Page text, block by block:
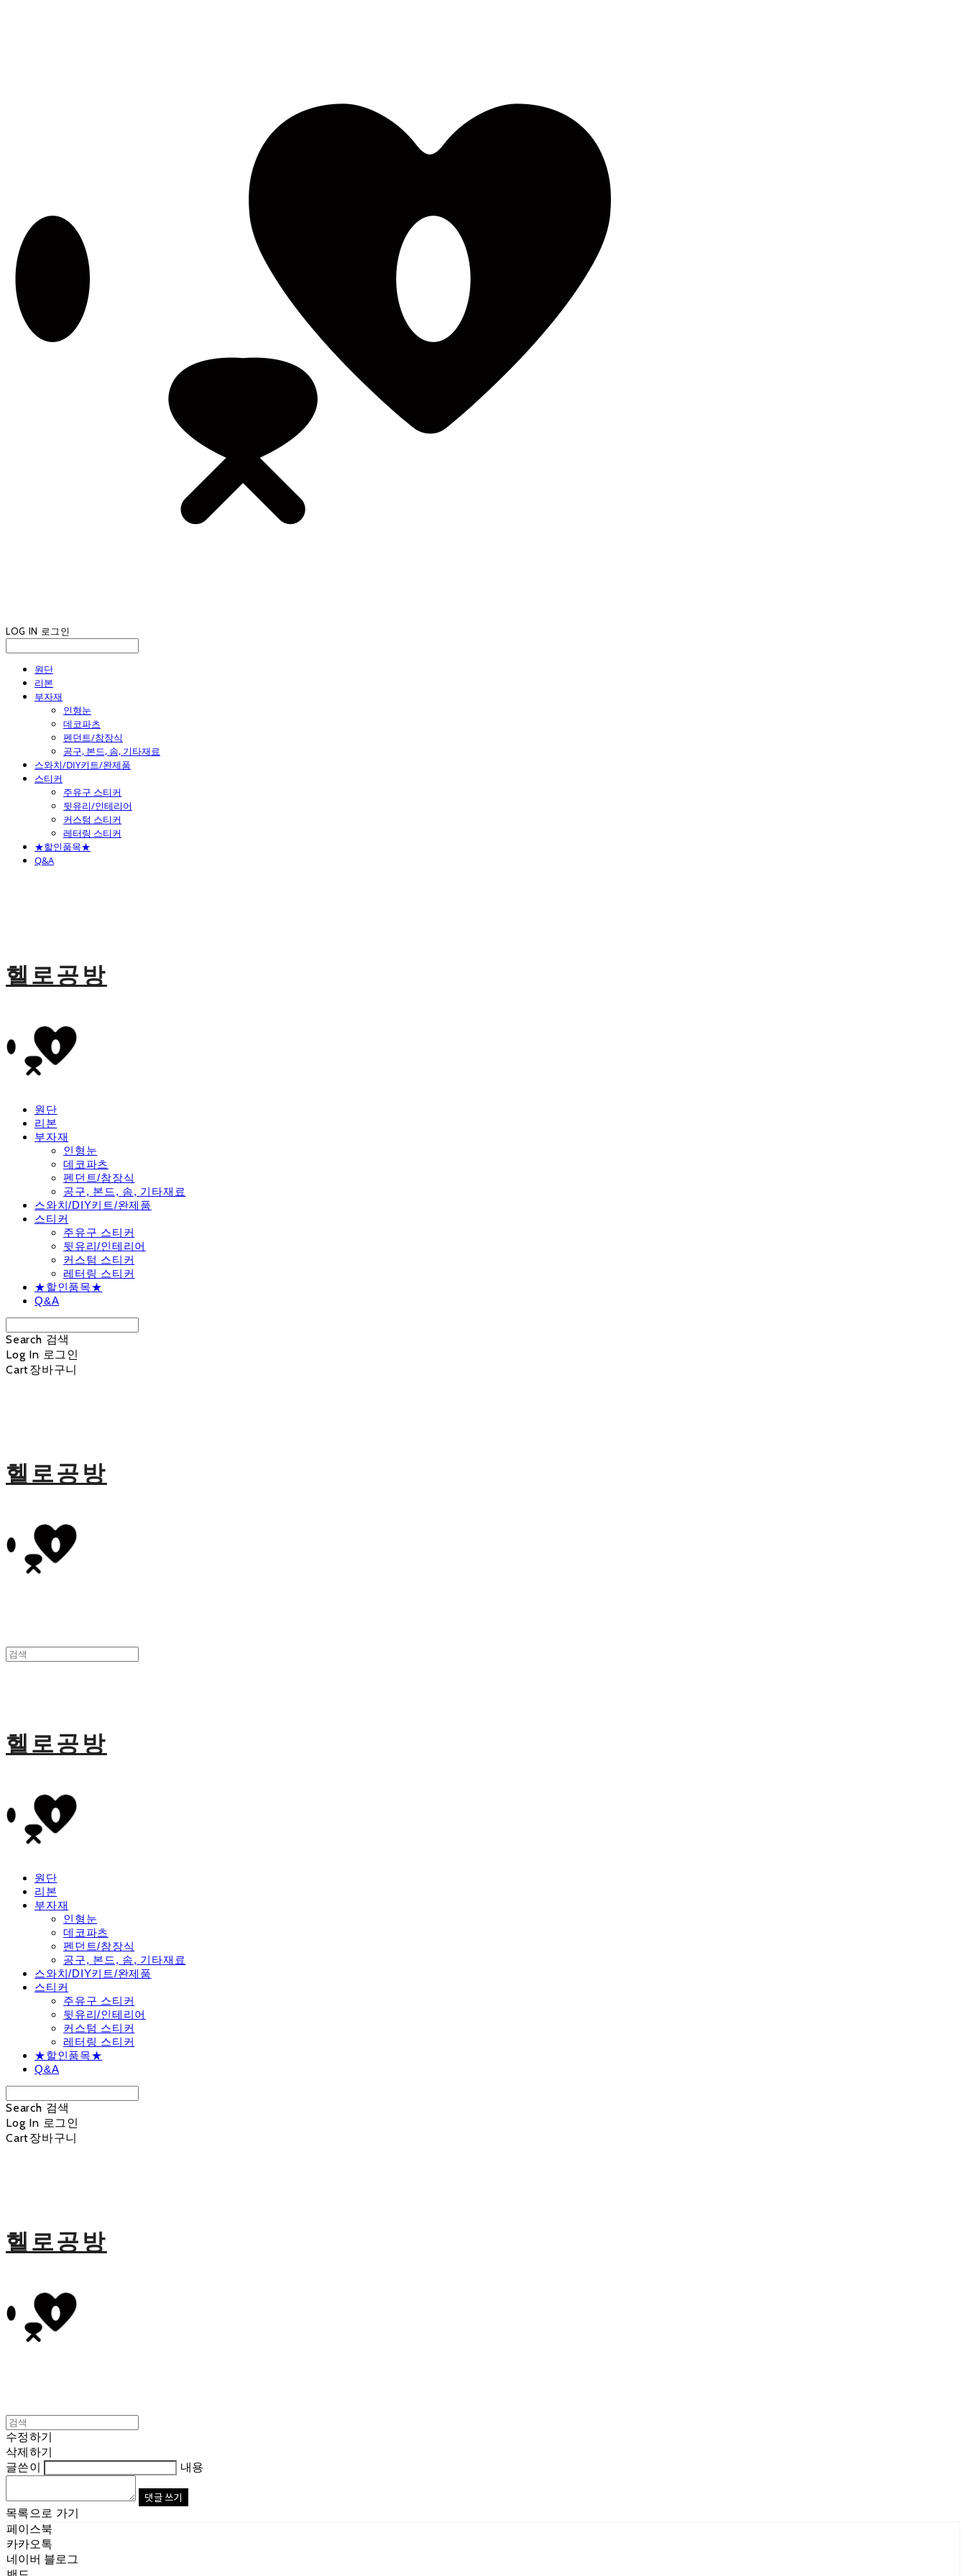
LOG IN 로그인
원단
리본
부자재
인형눈
데코파츠
펜던트/참장식
공구, 본드, 솜, 기타재료
스와치/DIY키트/완제품
스티커
주유구 스티커
뒷유리/인테리어
커스텀 스티커
레터링 스티커
★할인품목★
Q&A
헬로공방
원단
리본
부자재
인형눈
데코파츠
펜던트/참장식
공구, 본드, 솜, 기타재료
스와치/DIY키트/완제품
스티커
주유구 스티커
뒷유리/인테리어
커스텀 스티커
레터링 스티커
★할인품목★
Q&A
Search 검색
Log In 로그인
Cart장바구니
헬로공방
헬로공방
원단
리본
부자재
인형눈
데코파츠
펜던트/참장식
공구, 본드, 솜, 기타재료
스와치/DIY키트/완제품
스티커
주유구 스티커
뒷유리/인테리어
커스텀 스티커
레터링 스티커
★할인품목★
Q&A
Search 검색
Log In 로그인
Cart장바구니
헬로공방
수정하기
삭제하기
글쓴이
내용
댓글 쓰기
목록으로 가기
페이스북
카카오톡
네이버 블로그